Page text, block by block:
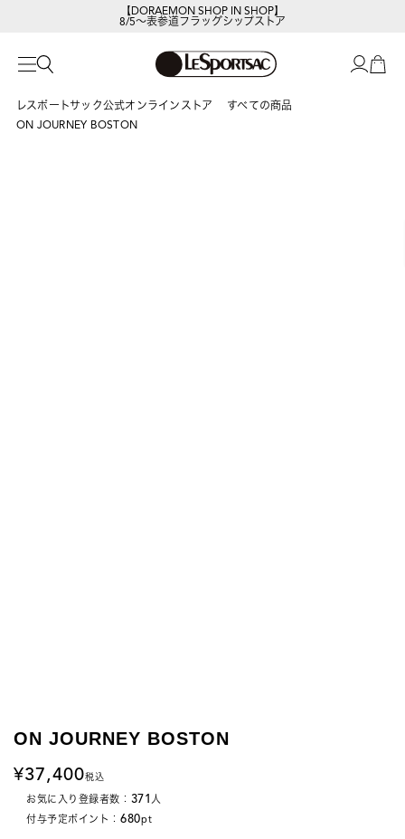
【DORAEMON SHOP IN SHOP】
8/5～表参道フラッグシップストア
レスポートサック公式オンラインストア
すべての商品
ON JOURNEY BOSTON
ON JOURNEY BOSTON
37,400税込
お気に入り登録者数： 371 人
付与予定ポイント： 680pt